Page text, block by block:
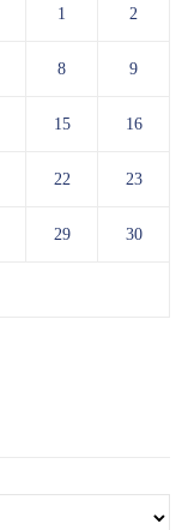
1 2
8 9
15 16
22 23
29 30